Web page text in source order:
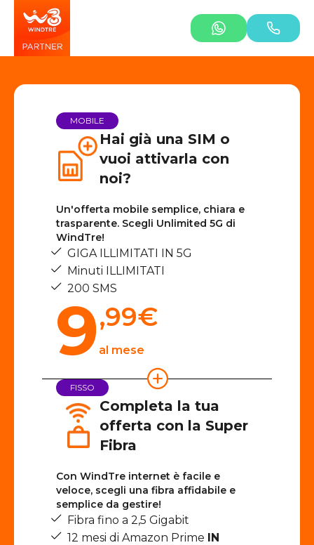
MOBILE
Hai già una SIM o
vuoi attivarla con
noi?
Un'offerta mobile semplice, chiara e
trasparente. Scegli Unlimited 5G di
WindTre!
GIGA ILLIMITATI IN 5G
Minuti ILLIMITATI
200 SMS
9,99€
al mese
FISSO
Completa la tua
offerta con la Super
Fibra
Con WindTre internet è facile e
veloce, scegli una fibra affidabile e
semplice da gestire!
Fibra fino a 2,5 Gigabit
12 mesi di Amazon Prime IN